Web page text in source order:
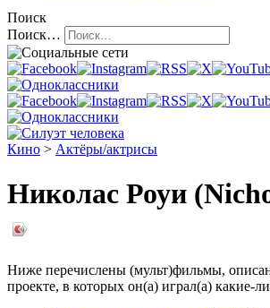
Поиск
Поиск…
Кино > Актёры/актрисы
Николас Роуи
Ниже перечислены (мульт)фильмы,
проекте, в которых он(а) играл(а) какие-